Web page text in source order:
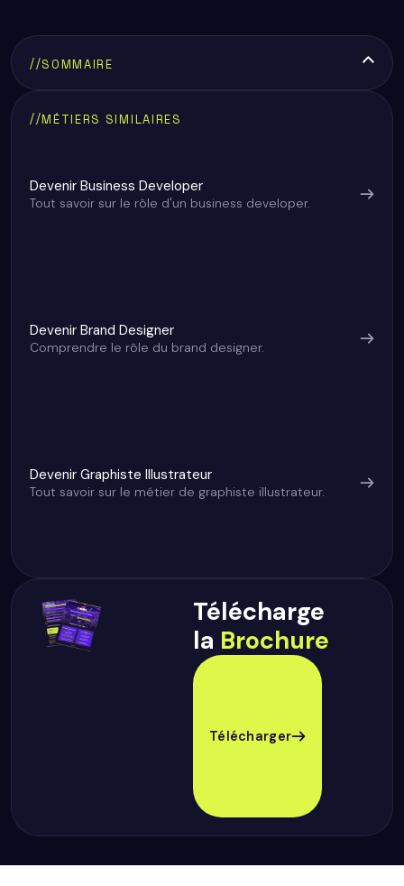
//SOMMAIRE
Définition du métier : que fait un ingénieur
commercial ?
Quelles sont les missions d’un ingénieur
commercial ?
Quelles compétences faut-il pour devenir ingénieur
commercial ?
Quel est le salaire d’un ingénieur commercial ?
Quels types d'entreprises recrutent des ingénieurs
commerciaux ?
//MÉTIERS SIMILAIRES
Devenir Business Developer
Tout savoir sur le rôle d'un business developer.
Devenir Brand Designer
Comprendre le rôle du brand designer.
Devenir Graphiste Illustrateur
Tout savoir sur le métier de graphiste illustrateur.
Télécharge
la Brochure
Télécharger